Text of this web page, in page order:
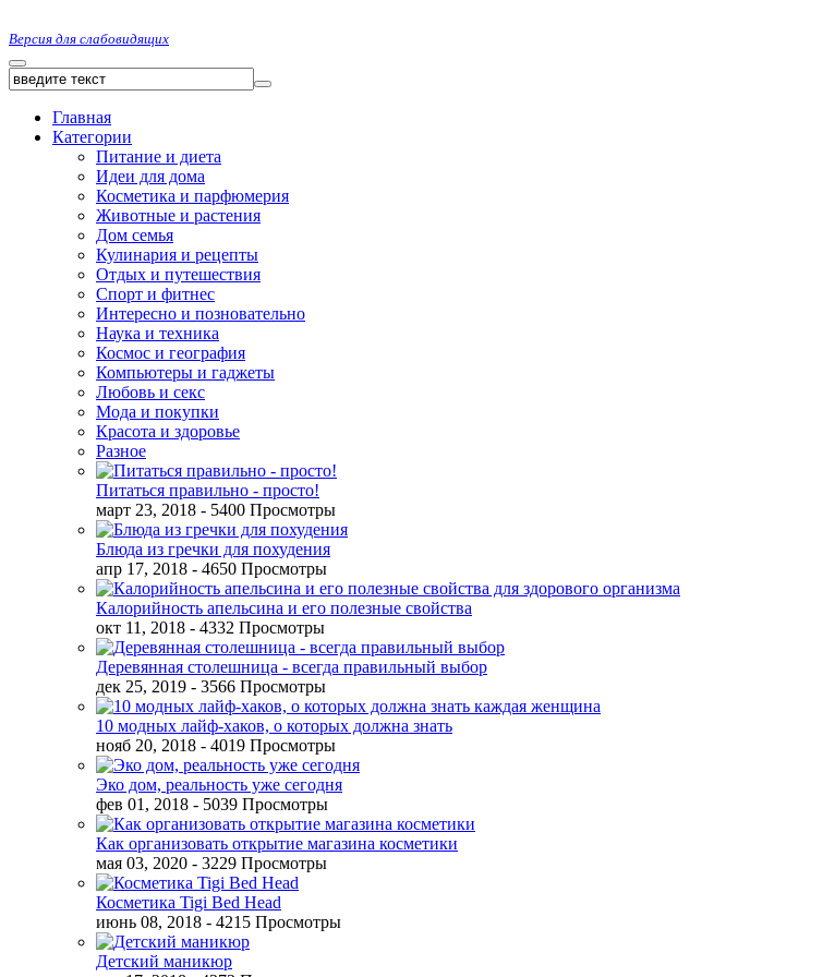
Версия для слабовидящих
Главная
Категории
Питание и диета
Идеи для дома
Косметика и парфюмерия
Животные и растения
Дом семья
Кулинария и рецепты
Отдых и путешествия
Спорт и фитнес
Интересно и позновательно
Наука и техника
Космос и география
Компьютеры и гаджеты
Любовь и секс
Мода и покупки
Красота и здоровье
Разное
Питаться правильно - просто!
март 23, 2018 - 5400 Просмотры
Блюда из гречки для похудения
апр 17, 2018 - 4650 Просмотры
Калорийность апельсина и его полезные свойства
окт 11, 2018 - 4332 Просмотры
Деревянная столешница - всегда правильный выбор
дек 25, 2019 - 3566 Просмотры
10 модных лайф-хаков, о которых должна знать
нояб 20, 2018 - 4019 Просмотры
Эко дом, реальность уже сегодня
фев 01, 2018 - 5039 Просмотры
Как организовать открытие магазина косметики
мая 03, 2020 - 3229 Просмотры
Косметика Tigi Bed Head
июнь 08, 2018 - 4215 Просмотры
Детский маникюр